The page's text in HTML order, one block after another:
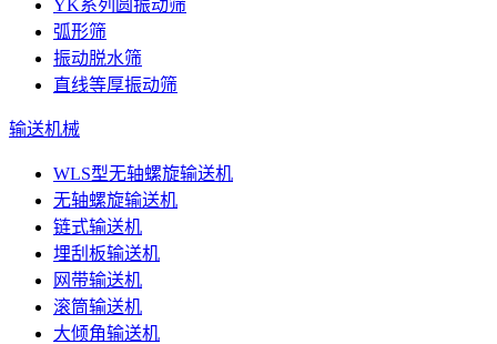
YK系列圆振动筛
弧形筛
振动脱水筛
直线等厚振动筛
输送机械
WLS型无轴螺旋输送机
无轴螺旋输送机
链式输送机
埋刮板输送机
网带输送机
滚筒输送机
大倾角输送机